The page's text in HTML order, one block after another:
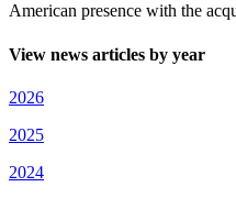
American presence with the
View news articles by year
2026
2025
2024